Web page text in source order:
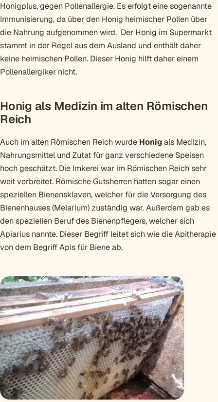
Honigplus, gegen Pollenallergie. Es erfolgt eine sogenannte
Immunisierung, da über den Honig heimischer Pollen über
die Nahrung aufgenommen wird. Der Honig im Supermarkt
stammt in der Regel aus dem Ausland und enthält daher
keine heimischen Pollen. Dieser Honig hilft daher einem
Pollenallergiker nicht.
Honig als Medizin im alten Römischen
Reich
Auch im alten Römischen Reich wurde Honigals Medizin,
Nahrungsmittel und Zutat für ganz verschiedene Speisen
hoch geschätzt. Die Imkerei war im Römischen Reich sehr
weit verbreitet. Römische Gutsherren hatten sogar einen
speziellen Bienensklaven, welcher für die Versorgung des
Bienenhauses (Melarium) zuständig war. Außerdem gab es
den speziellen Beruf des Bienenpflegers, welcher sich
Apiarius nannte. Dieser Begriff leitet sich wie die Apitherapie
von dem Begriff Apis für Biene ab.